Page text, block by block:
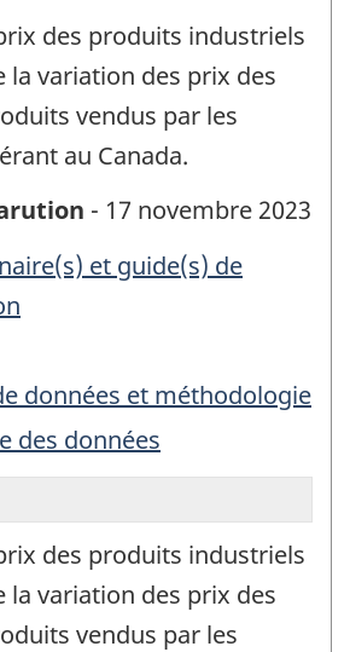
des produits industriels
la variation des prix des
vendus par les
au Canada.
- 17 novembre 2023
et guide(s) de
données et méthodologie
des données
des produits industriels
la variation des prix des
vendus par les